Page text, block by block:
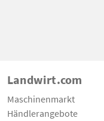
Landwirt.com
Maschinenmarkt
Händlerangebote